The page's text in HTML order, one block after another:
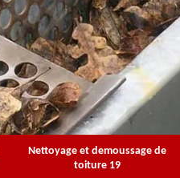
Nettoyage et demoussage de
toiture 19